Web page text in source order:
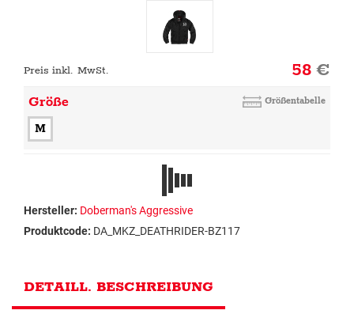
Preis inkl. MwSt. 58€
Größe Größentabelle
M
Hersteller: Doberman's Aggressive
Produktcode: DA_MKZ_DEATHRIDER-BZ117
DETAILL. BESCHREIBUNG